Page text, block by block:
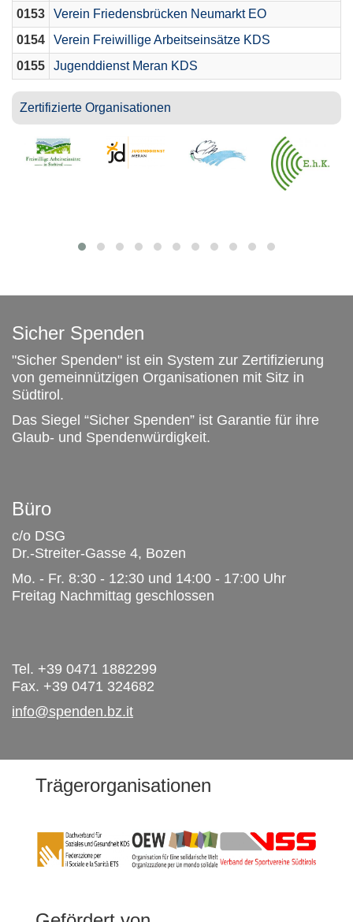
0153
Verein Friedensbrücken Neumarkt EO
0154
Verein Freiwillige Arbeitseinsätze KDS
0155
Jugenddienst Meran KDS
Zertifizierte Organisationen
Sicher Spenden
"Sicher Spenden" ist ein System zur Zertifizierung
von gemeinnützigen Organisationen mit Sitz in
Südtirol.
Das Siegel “Sicher Spenden” ist Garantie für ihre
Glaub- und Spendenwürdigkeit.
Büro
c/o DSG
Dr.-Streiter-Gasse 4, Bozen
Mo. - Fr. 8:30 - 12:30 und 14:00 - 17:00 Uhr
Freitag Nachmittag geschlossen
Tel. +39 0471 1882299
Fax. +39 0471 324682
info@spenden.bz.it
Trägerorganisationen